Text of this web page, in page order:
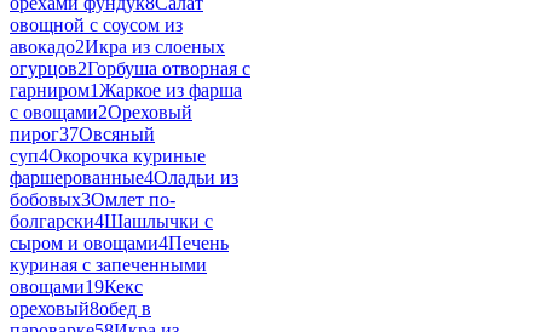
овощной с соусом из
авокадо2Икра из слоеных
огурцов2Горбуша отворная с
гарниром1Жаркое из фарша
с овощами2Ореховый
пирог37Овсяный
суп4Окорочка куриные
фаршерованные4Оладьи из
бобовых3Омлет по-
болгарски4Шашлычки с
сыром и овощами4Печень
куриная с запеченными
овощами19Кекс
ореховый8обед в